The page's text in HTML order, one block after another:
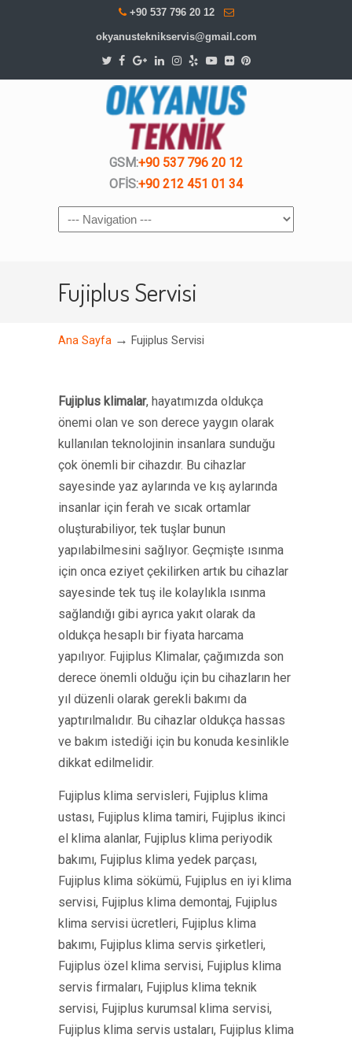
+90 537 796 20 12
okyanusteknikservis@gmail.com
GSM:+90 537 796 20 12
OFİS:+90 212 451 01 34
Navigation
Fujiplus Servisi
Ana Sayfa → Fujiplus Servisi
Fujiplus klimalar, hayatımızda oldukça
önemi olan ve son derece yaygın olarak
kullanılan teknolojinin insanlara sunduğu
çok önemli bir cihazdır. Bu cihazlar
sayesinde yaz aylarında ve kış aylarında
insanlar için ferah ve sıcak ortamlar
oluşturabiliyor, tek tuşlar bunun
yapılabilmesini sağlıyor. Geçmişte ısınma
için onca eziyet çekilirken artık bu cihazlar
sayesinde tek tuş ile kolaylıkla ısınma
sağlandığı gibi ayrıca yakıt olarak da
oldukça hesaplı bir fiyata harcama
yapılıyor. Fujiplus Klimalar, çağımızda son
derece önemli olduğu için bu cihazların her
yıl düzenli olarak gerekli bakımı da
yaptırılmalıdır. Bu cihazlar oldukça hassas
ve bakım istediği için bu konuda kesinlikle
dikkat edilmelidir.
Fujiplus klima servisleri, Fujiplus klima
ustası, Fujiplus klima tamiri, Fujiplus ikinci
el klima alanlar, Fujiplus klima periyodik
bakımı, Fujiplus klima yedek parçası,
Fujiplus klima sökümü, Fujiplus en iyi klima
servisi, Fujiplus klima demontaj, Fujiplus
klima servisi ücretleri, Fujiplus klima
bakımı, Fujiplus klima servis şirketleri,
Fujiplus özel klima servisi, Fujiplus klima
servis firmaları, Fujiplus klima teknik
servisi, Fujiplus kurumsal klima servisi,
Fujiplus klima servis ustaları, Fujiplus klima